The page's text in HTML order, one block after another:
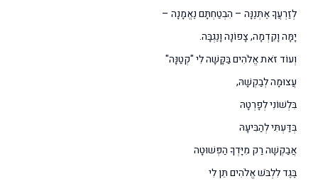
לְזַרְעֲךָ אֶתְּנֶנָּה – הִבְטַחְתָּם נֶאֱמָנָה –
יָמָּה וָקֵדְמָה, צָפוֹנָה וָנֶגְבָּה.
וְעוֹד זֹאת אֱלֹהִים בַּקָּשָׁה לִי "קְטַנָּה"
עֲצוּמָה לְבַקְשָׁהּ,
בִּלְשׁוֹנִי לְפָרְטָהּ
בְּדַּעְתִּי לְהַבִּיעָהּ
אֲבַקְשָׁה רַק מִיָּדְךָ הַפְּשׁוּטָה
בֶּגֶד לִלְבֹּשׁ אֱלֹהִים תֵּן לִי